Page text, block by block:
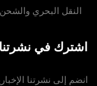
النقل البحري والشحن
اشترك في نشرتنا
انضم إلى نشرتنا